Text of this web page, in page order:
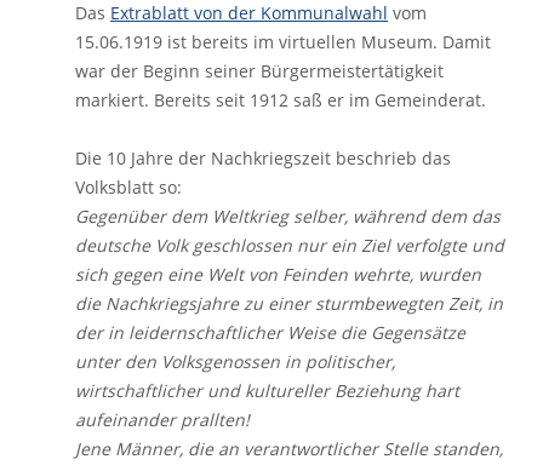
Das Extrablatt von der Kommunalwahl vom
15.06.1919 ist bereits im virtuellen Museum. Damit
war der Beginn seiner Bürgermeistertätigkeit
markiert. Bereits seit 1912 saß er im Gemeinderat.
Die 10 Jahre der Nachkriegszeit beschrieb das
Volksblatt so:
Gegenüber dem Weltkrieg selber, während dem das
deutsche Volk geschlossen nur ein Ziel verfolgte und
sich gegen eine Welt von Feinden wehrte, wurden
die Nachkriegsjahre zu einer sturmbewegten Zeit, in
der in leidernschaftlicher Weise die Gegensätze
unter den Volksgenossen in politischer,
wirtschaftlicher und kultureller Beziehung hart
aufeinander prallten!
Jene Männer, die an verantwortlicher Stelle standen,